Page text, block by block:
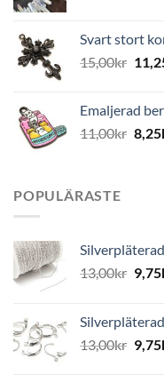
Svart stort
15,00kr
Emaljerad
11,00kr 8,25
POPULÄRASTE
13,00kr 9,75
13,00kr 9,75